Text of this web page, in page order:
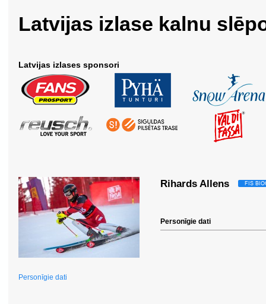
Latvijas izlase kalnu
Latvijas izlases sponsori
Personīgie dati
Rihards Allens
Personīgie dati